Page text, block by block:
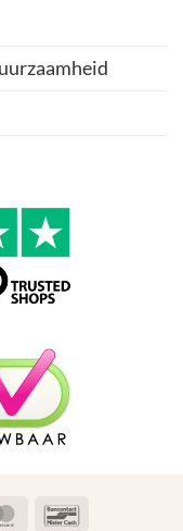
MasterCard